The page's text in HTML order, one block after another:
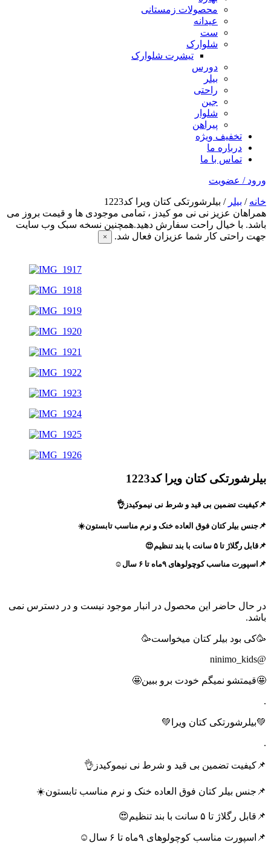
محصولات زمستانی
عیدانه
ست
شلوارک
تیشرت شلوارک
دورس
بیلر
راحتی
جین
شلوار
پیراهن
تخفیف ویژه
درباره ما
تماس با ما
ورود / عضویت
خانه / بیلر / بیلرشورتکی کتان ویرا کد1223
همراهان عزیز نی نی مو کیدز ، تمامی موجودی ها و قیمت بروز می
باشد. با خیال راحت سفارش دهید.همچنین نسخه سبک وب سایت
جهت راحتی کار شما عزیزان فعال شد.
×
بیلرشورتکی کتان ویرا کد1223
📌کیفیت تضمین بی قید و شرط نی نیموکیدز👌
📌جنس بیلر کتان فوق العاده خنک و نرم مناسب تابستون☀️
📌قابل رگلاژ تا ۵ سانت با بند تنظیم😍
📌اسپورت مناسب کوچولوهای ۹ماه تا ۶ سال☺️
در حال حاضر این محصول در انبار موجود نیست و در دسترس نمی
باشد.
🥳کی بود بیلر کتان میخواست🥳
@ninimo_kids
🤩قیمتشو نمیگم خودت برو ببین🤩
.
💚بیلرشورتکی کتان ویرا💚
.
📌کیفیت تضمین بی قید و شرط نی نیموکیدز👌
📌جنس بیلر کتان فوق العاده خنک و نرم مناسب تابستون☀️
📌قابل رگلاژ تا ۵ سانت با بند تنظیم😍
📌اسپورت مناسب کوچولوهای ۹ماه تا ۶ سال☺️